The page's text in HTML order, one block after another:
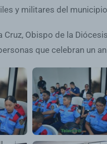
y militares del
Obispo de la
que celebran un